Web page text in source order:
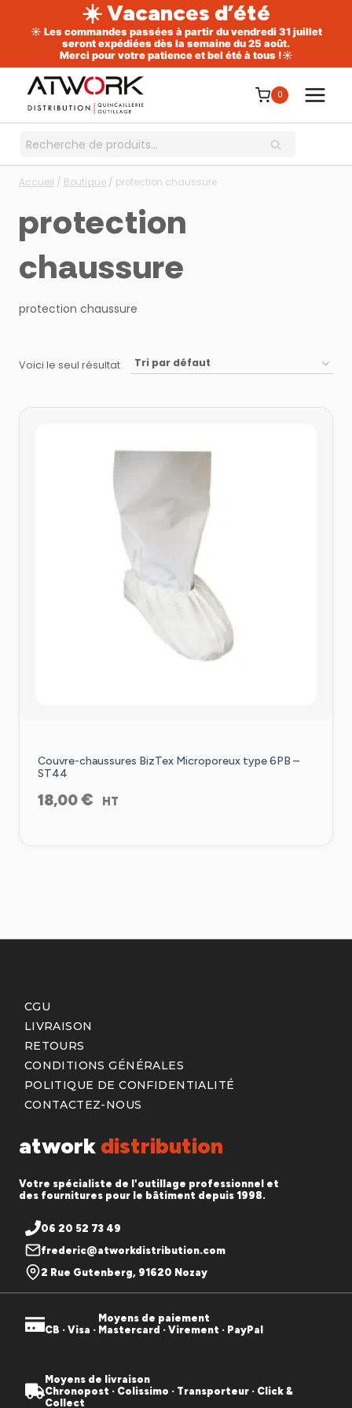
☀️ Vacances d’été
☀️ Les commandes passées à partir du vendredi 31 juillet
seront expédiées dès la semaine du 25 août.
Merci pour votre patience et bel été à tous !☀️
contenu
0
Recherche
RECHERCHE
Accueil / Boutique / protection chaussure
protection
chaussure
protection chaussure
Voici le seul résultat
Couvre-chaussures BizTex Microporeux type 6PB –
ST44
18,00€ HT
atwork distribution
Votre spécialiste de l'outillage professionnel et
des fournitures pour le bâtiment depuis 1998.
06 20 52 73 49
frederic@atworkdistribution.com
2 Rue Gutenberg, 91620 Nozay
CGU
LIVRAISON
RETOURS
CONDITIONS GÉNÉRALES
POLITIQUE DE CONFIDENTIALITÉ
CONTACTEZ-NOUS
Moyens de paiement
CB · Visa · Mastercard · Virement · PayPal
Moyens de livraison
Chronopost · Colissimo · Transporteur · Click &
Collect